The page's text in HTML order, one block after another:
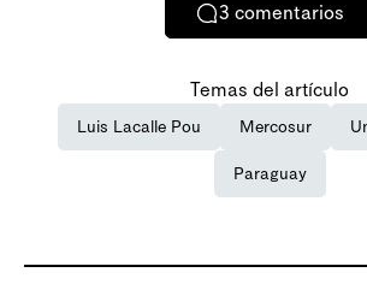
3 comentarios
Temas del artículo
Luis Lacalle Pou Mercosur
Paraguay